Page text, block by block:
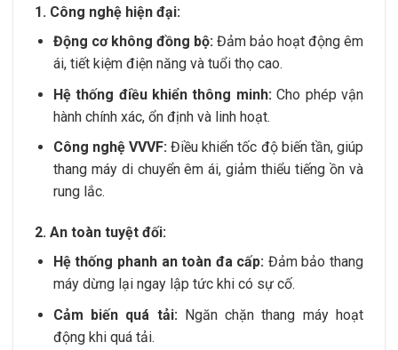
1. Công nghệ hiện đại:
Động cơ không đồng bộ:Đảm bảo hoạt động êm
ái, tiết kiệm điện năng và tuổi thọ cao.
Hệ thống điều khiển thông minh: Cho phép vận
hành chính xác, ổn định và linh hoạt.
Công nghệ VVVF: Điều khiển tốc độ biến tần, giúp
thang máy di chuyển êm ái, giảm thiểu tiếng ồn và
rung lắc.
2. An toàn tuyệt đối:
Hệ thống phanh an toàn đa cấp: Đảm bảo thang
máy dừng lại ngay lập tức khi có sự cố.
Cảm biến quá tải: Ngăn chặn thang máy hoạt
động khi quá tải.